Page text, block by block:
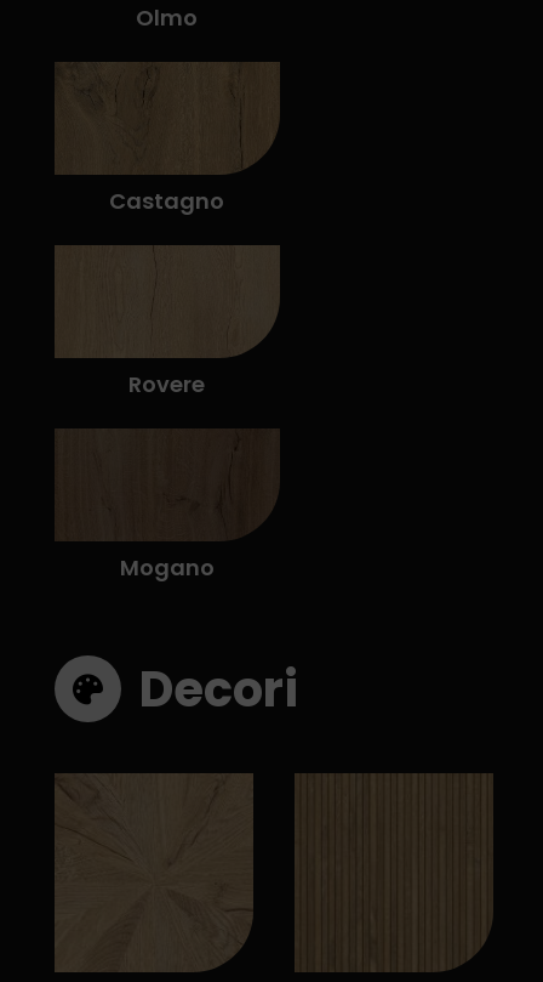
Olmo
Castagno
Rovere
Mogano
Decori